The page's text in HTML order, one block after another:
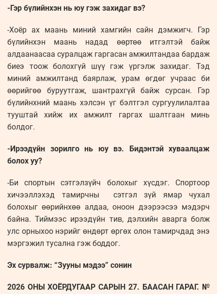
-Гэр бүлийнхэн нь юу гэж захидаг вэ?
-Хоёр ах маань миний хамгийн сайн дэмжигч. Гэр
бүлийнхэн маань надад өөртөө итгэлтэй байж
алдаанаасаа суралцаж гаргасан амжилтандаа бардаж
биеэ тоож болохгүй шүү гэж үргэлж захидаг. Тэд
миний амжилтанд баярлаж, урам өгдөг учраас би
өөрийгөө буруутгаж, шантрахгүй байж сурсан. Гэр
бүлийнхний маань хэлсэн үг бэлтгэл сургуулилалтаа
тууштай хийж их амжилт гаргах шалтгаан минь
болдог.
-Ирээдүйн зорилго нь юу вэ. Бидэнтэй хуваалцаж
болох уу?
-Би спортын сэтгэлзүйч болохыг хүсдэг. Спортоор
хичээллэхэд тамирчны сэтгэл зүй ямар чухал
болохыг өөрийнхөө алдаа, оноон дээрээсээ мэдэрч
байна. Тиймээс ирээдүйн тив, дэлхийн аварга болж
улс орныхоо нэрийг өндөрт өргөх олон тамирчдад энэ
мэргэжил тусална гэж боддог.
Эх сурвалж: “Зууны мэдээ” сонин
2026 ОНЫ ХОЁРДУГААР САРЫН 27. БААСАН ГАРАГ. №